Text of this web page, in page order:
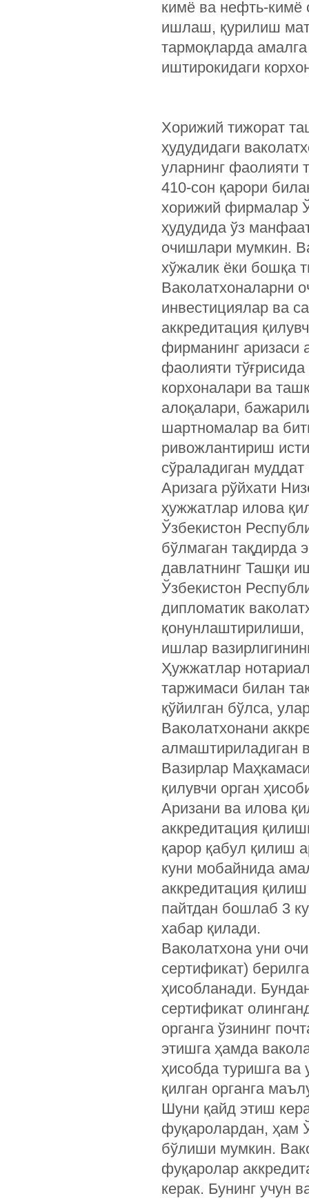
кимё ва нефть-кимё
ишлаш, қурилиш
тармоқларда
иштирокидаги
Хорижий тижорат
ҳудудидаги
уларнинг фаолияти
410-сон қарори
хорижий фирмалар
ҳудудида ўз
очишлари мумкин.
хўжалик ёки бошқа
Ваколатхоналарни
инвестициялар ва
аккредитация
фирманинг
фаолияти
корхоналари ва
алоқалари,
шартномалар ва
ривожлантириш
сўраладиган муддат
Аризага рўйхати
ҳужжатлар илова
Ўзбекистон
бўлмаган тақдирда
давлатнинг Ташқи
Ўзбекистон
дипломатик
қонунлаштирилиши,
ишлар
Ҳужжатлар
таржимаси билан
қўйилган бўлса,
Ваколатхонани
алмаштириладиган
Вазирлар
қилувчи орган
Аризани ва илова
аккредитация
қарор қабул қилиш
куни мобайнида
аккредитация
пайтдан бошлаб 3
хабар қилади.
Ваколатхона уни
сертификат)
ҳисобланади.
сертификат
органга ўзининг
этишга ҳамда
ҳисобда туришга ва
қилган органга
Шуни қайд этиш
фуқаролардан, ҳам
бўлиши мумкин.
фуқаролар
керак. Бунинг учун